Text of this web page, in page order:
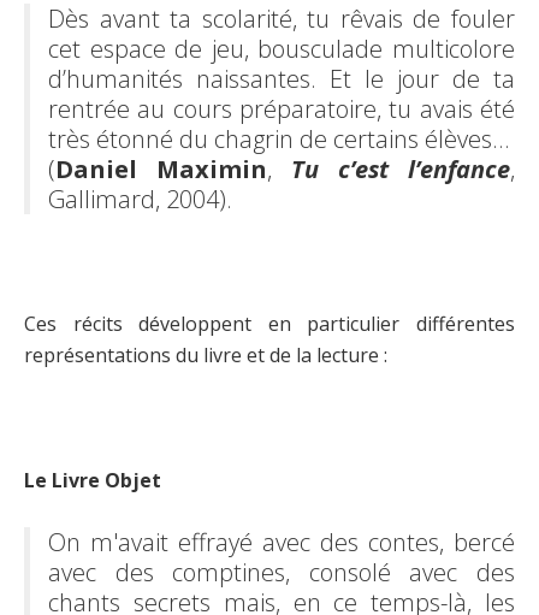
Dès avant ta scolarité, tu rêvais de fouler
cet espace de jeu, bousculade multicolore
d’humanités naissantes. Et le jour de ta
rentrée au cours préparatoire, tu avais été
très étonné du chagrin de certains élèves…
(Daniel Maximin, Tu c’est l’enfance,
Gallimard, 2004).
Ces récits développent en particulier différentes
représentations du livre et de la lecture :
Le Livre Objet
On m'avait effrayé avec des contes, bercé
avec des comptines, consolé avec des
chants secrets mais, en ce temps-là, les